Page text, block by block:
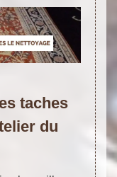
taches
du